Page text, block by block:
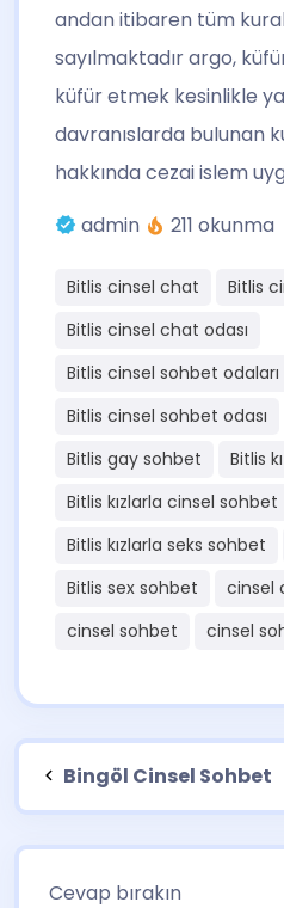
andan itibaren tüm
sayılmaktadır argo,
küfür etmek kesinlikle
davranıslarda bulunan
hakkında cezai islem
admin
211 okunma
Bitlis cinsel chat
Bitlis
Bitlis cinsel chat odası
Bitlis cinsel sohbet odaları
Bitlis cinsel sohbet odası
Bitlis gay sohbet
Bitlis
Bitlis kızlarla cinsel sohbet
Bitlis kızlarla seks sohbet
Bitlis sex sohbet
cinsel
cinsel sohbet
cinsel
Bingöl Cinsel Sohbet
Cevap bırakın